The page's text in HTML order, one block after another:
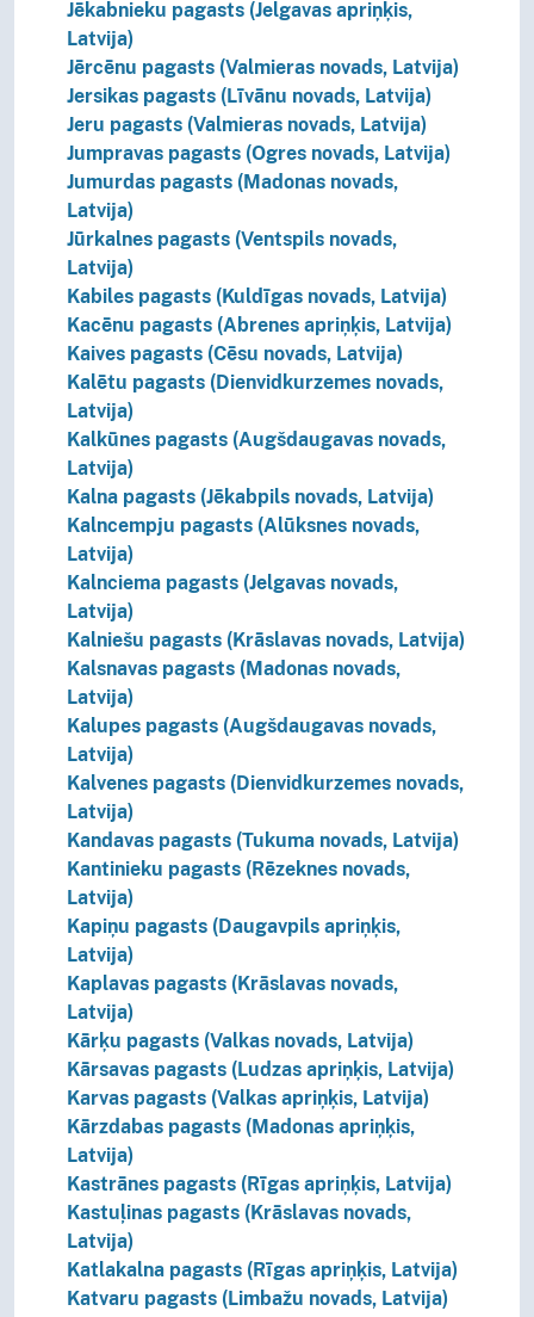
Jēkabnieku pagasts (Jelgavas apriņķis,
Latvija)
Jērcēnu pagasts (Valmieras novads, Latvija)
Jersikas pagasts (Līvānu novads, Latvija)
Jeru pagasts (Valmieras novads, Latvija)
Jumpravas pagasts (Ogres novads, Latvija)
Jumurdas pagasts (Madonas novads,
Latvija)
Jūrkalnes pagasts (Ventspils novads,
Latvija)
Kabiles pagasts (Kuldīgas novads, Latvija)
Kacēnu pagasts (Abrenes apriņķis, Latvija)
Kaives pagasts (Cēsu novads, Latvija)
Kalētu pagasts (Dienvidkurzemes novads,
Latvija)
Kalkūnes pagasts (Augšdaugavas novads,
Latvija)
Kalna pagasts (Jēkabpils novads, Latvija)
Kalncempju pagasts (Alūksnes novads,
Latvija)
Kalnciema pagasts (Jelgavas novads,
Latvija)
Kalniešu pagasts (Krāslavas novads, Latvija)
Kalsnavas pagasts (Madonas novads,
Latvija)
Kalupes pagasts (Augšdaugavas novads,
Latvija)
Kalvenes pagasts (Dienvidkurzemes novads,
Latvija)
Kandavas pagasts (Tukuma novads, Latvija)
Kantinieku pagasts (Rēzeknes novads,
Latvija)
Kapiņu pagasts (Daugavpils apriņķis,
Latvija)
Kaplavas pagasts (Krāslavas novads,
Latvija)
Kārķu pagasts (Valkas novads, Latvija)
Kārsavas pagasts (Ludzas apriņķis, Latvija)
Karvas pagasts (Valkas apriņķis, Latvija)
Kārzdabas pagasts (Madonas apriņķis,
Latvija)
Kastrānes pagasts (Rīgas apriņķis, Latvija)
Kastuļinas pagasts (Krāslavas novads,
Latvija)
Katlakalna pagasts (Rīgas apriņķis, Latvija)
Katvaru pagasts (Limbažu novads, Latvija)